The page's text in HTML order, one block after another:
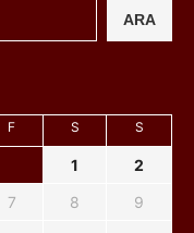
ARA
F S S
1
2
7 8
9